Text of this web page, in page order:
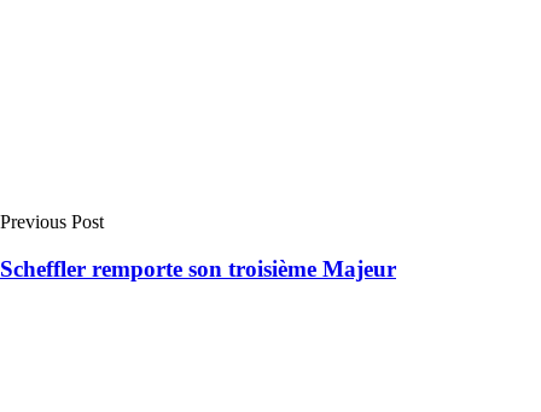
Previous Post
Scheffler remporte son troisième Majeur